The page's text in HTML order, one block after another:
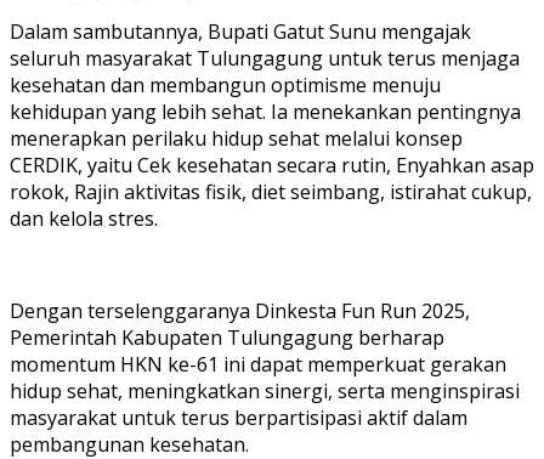
Dalam sambutannya, Bupati Gatut Sunu mengajak
seluruh masyarakat Tulungagung untuk terus menjaga
kesehatan dan membangun optimisme menuju
kehidupan yang lebih sehat. Ia menekankan pentingnya
menerapkan perilaku hidup sehat melalui konsep
CERDIK, yaitu Cek kesehatan secara rutin, Enyahkan asap
rokok, Rajin aktivitas fisik, diet seimbang, istirahat cukup,
dan kelola stres.
Dengan terselenggaranya Dinkesta Fun Run 2025,
Pemerintah Kabupaten Tulungagung berharap
momentum HKN ke-61 ini dapat memperkuat gerakan
hidup sehat, meningkatkan sinergi, serta menginspirasi
masyarakat untuk terus berpartisipasi aktif dalam
pembangunan kesehatan.